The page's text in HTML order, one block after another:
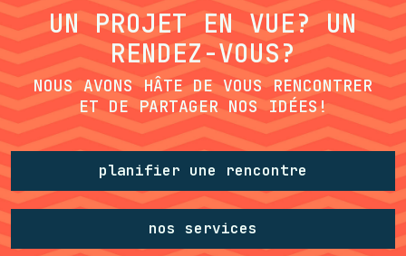
UN PROJET EN VUE? UN
RENDEZ-VOUS?
NOUS AVONS HÂTE DE VOUS RENCONTRER
ET DE PARTAGER NOS IDÉES!
planifier une rencontre
nos services